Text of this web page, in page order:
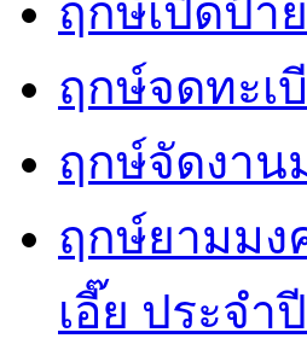
ฤกษ์เปิดป้า
ฤกษ์จดทะเ
ฤกษ์จัดงาน
ฤกษ์ยามมง
เอี๊ย ประจำ